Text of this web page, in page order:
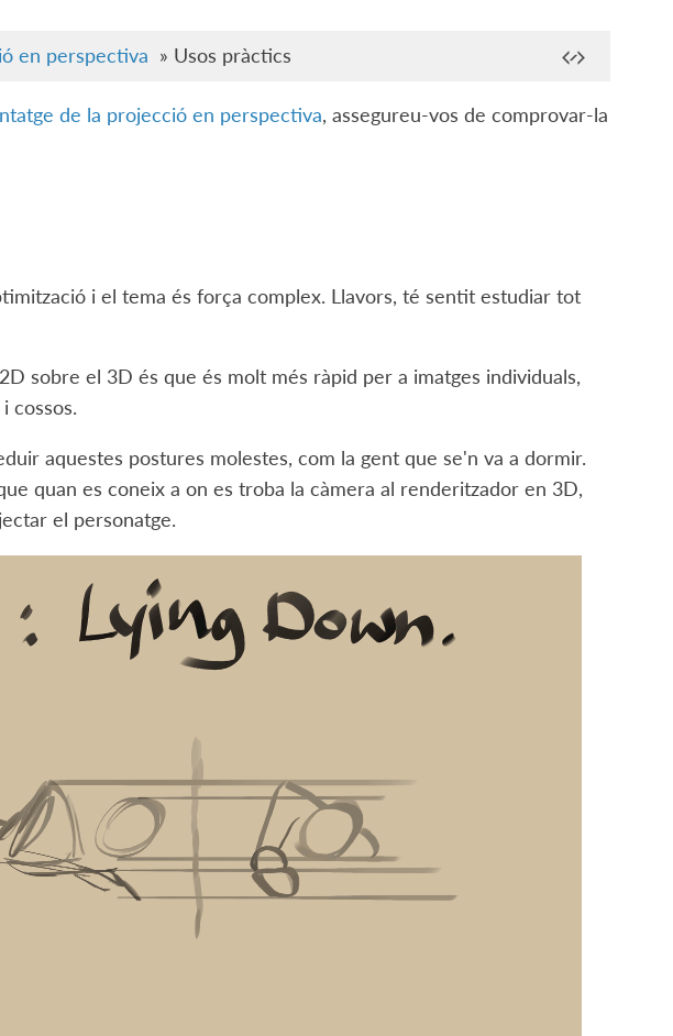
en perspectiva » Usos pràctics
de la projecció en perspectiva, assegureu-vos de comprovar-la
i el tema és força complex. Llavors, té sentit estudiar tot
sobre el 3D és que és molt més ràpid per a imatges individuals,
cossos.
aquestes postures molestes, com la gent que se'n va a dormir.
quan es coneix a on es troba la càmera al renderitzador en 3D,
el personatge.